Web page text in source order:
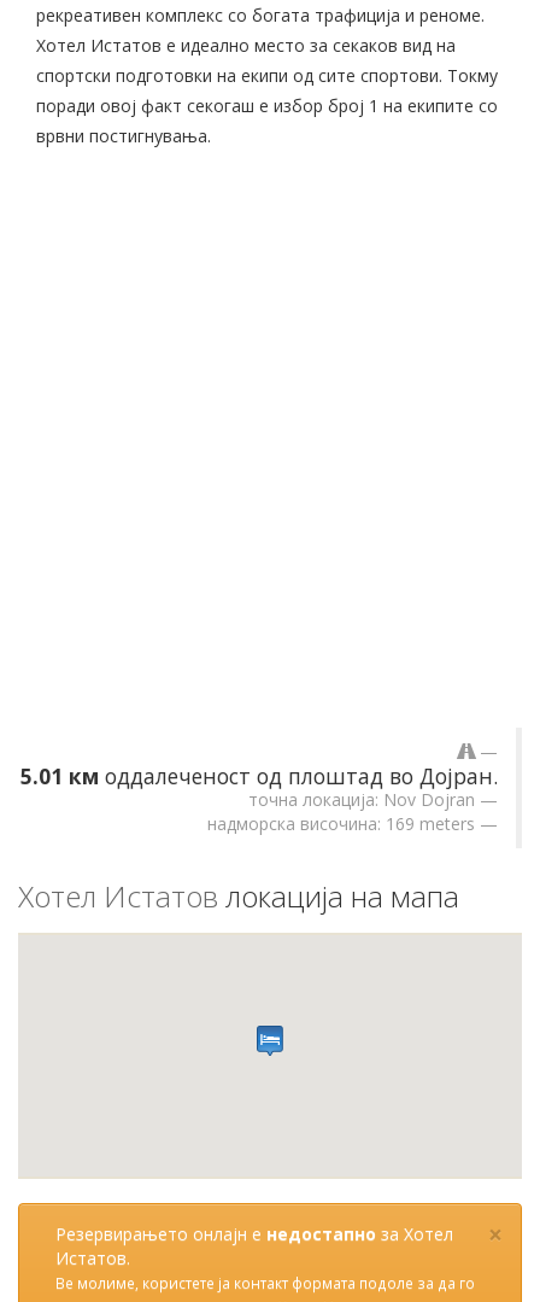
рекреативен комплекс со богата трафиција и реноме.
Хотел Истатов е идеално место за секаков вид на
спортски подготовки на екипи од сите спортови. Токму
поради овој факт секогаш е избор број 1 на екипите со
врвни постигнувања.
5.01 км оддалеченост од плоштад во Дојран.
точна локација: Nov Dojran
надморска височина: 169 meters
Хотел Истатов локација на мапа
×
Резервирањето онлајн е недостапно за Хотел
Истатов.
Ве молиме, користете ја контакт формата подоле за да го